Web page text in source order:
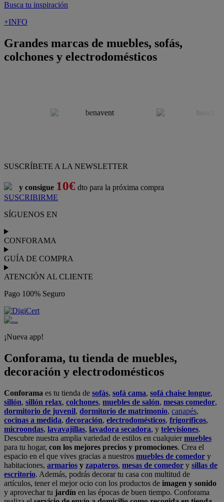
Busca tu inspiración
+INFO
Grandes marcas de muebles, sofás,
colchones y electrodomésticos
SUSCRÍBETE A LA NEWSLETTER
y consigue 10€ dto para la próxima compra
SUSCRIBIRME
SÍGUENOS EN
CONFORAMA
GUÍA DE COMPRA
ATENCIÓN AL CLIENTE
Pago 100% Seguro
¡Nueva app!
Conforama, tu tienda de muebles,
decoración y electrodomésticos
Conforama es tu tienda de sofás, sofá cama, sofá chaise longue,
sillón, sillón relax, colchones, muebles de salón, mesas comedor,
dormitorio de juvenil, dormitorio de matrimonio, canapés,
cocinas a medida, decoración, electrodomésticos, frigoríficos,
microondas, lavavajillas, lavadora secadora, y televisiones.
Descubre nuestra amplia variedad de estilos en cualquiermuebles
para tu hogar, con los mejores precios y promociones. Crea el
espacio en el que vives gracias a nuestros muebles de comedor y
habitaciones, armarios y zapateros, mesas de comedor y sillas de
escritorio. Además, podrás decorar tu casa con multitud de
artículos, tener el mejor ocio con los productos de imagen y sonido
y aprovechar tu jardín en las épocas de buen tiempo. Conforama